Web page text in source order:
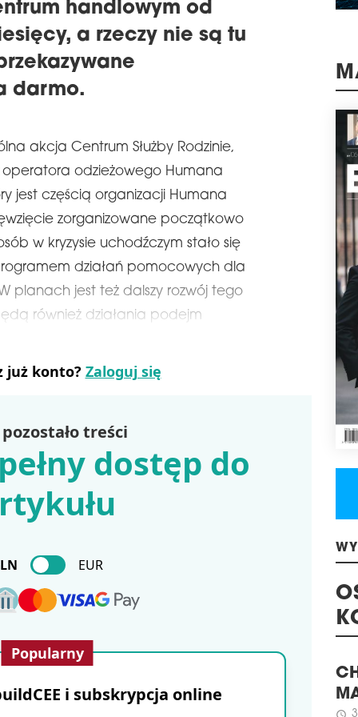
handlowym od
a rzeczy nie są tu
darmo.
akcja Centrum Służby Rodzinie,
operatora odzieżowego Humana
jest częścią organizacji Humana
zorganizowane początkowo
w kryzysie uchodźczym stało się
działań pomocowych dla
planach jest też dalszy rozwój tego
również działania podejm
już konto? Zaloguj się
pozostało treści
dostęp do
EUR
Popularny
i subskrypcja online
63
do